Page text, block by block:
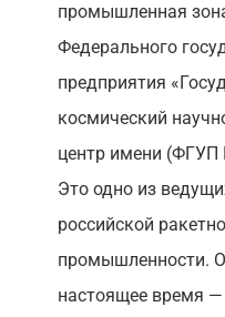
промышленная
Федерального
предприятия
космический
центр имени
Это одно из
российской
промышленности.
настоящее время